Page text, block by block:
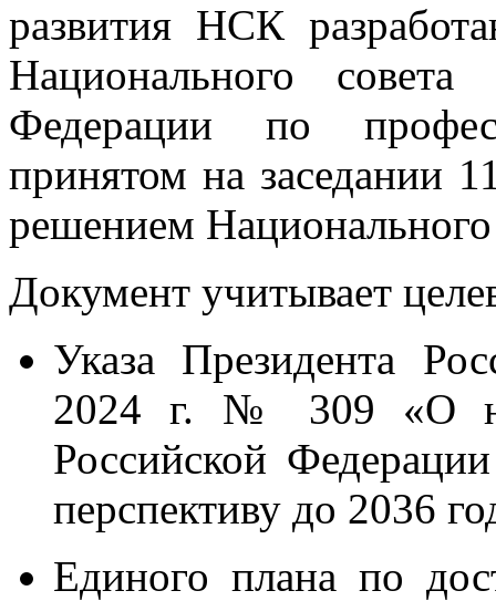
развития НСК
Национального
Федерации по
принятом на заседании
решением Национального
Документ учитывает
Указа Президента
2024 г. № 309 «О
Российской
перспективу до 2036
Единого плана по